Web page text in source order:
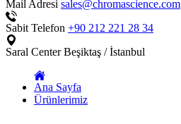
Mail Adresi sales@chromascience.com
Sabit Telefon +90 212 221 28 34
Saral CenterBeşiktaş / İstanbul
Ana Sayfa
Ürünlerimiz